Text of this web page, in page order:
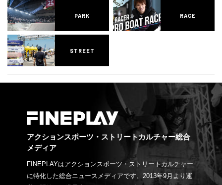
PARK RACE
STREET
アクションスポーツ・ストリートカルチャー総合
メディア
FINEPLAYはアクションスポーツ・ストリートカルチャー
に特化した総合ニュースメディアです。2013年9月より運